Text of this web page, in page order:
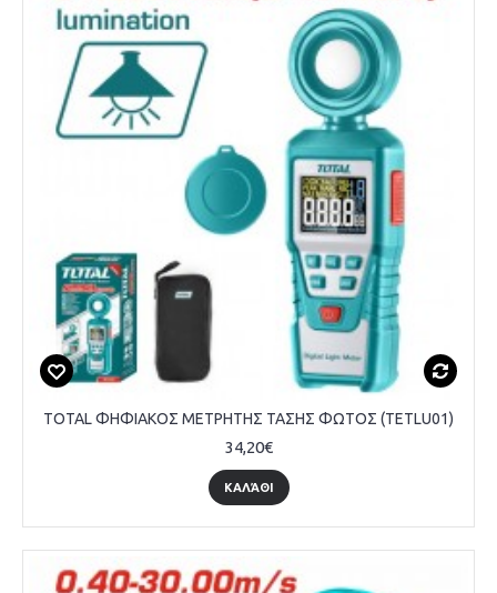
TOTAL ΦΗΦΙΑΚΟΣ ΜΕΤΡΗΤΗΣ ΤΑΣΗΣ ΦΩΤΟΣ (TETLU01)
34,20€
ΚΑΛΆΘΙ